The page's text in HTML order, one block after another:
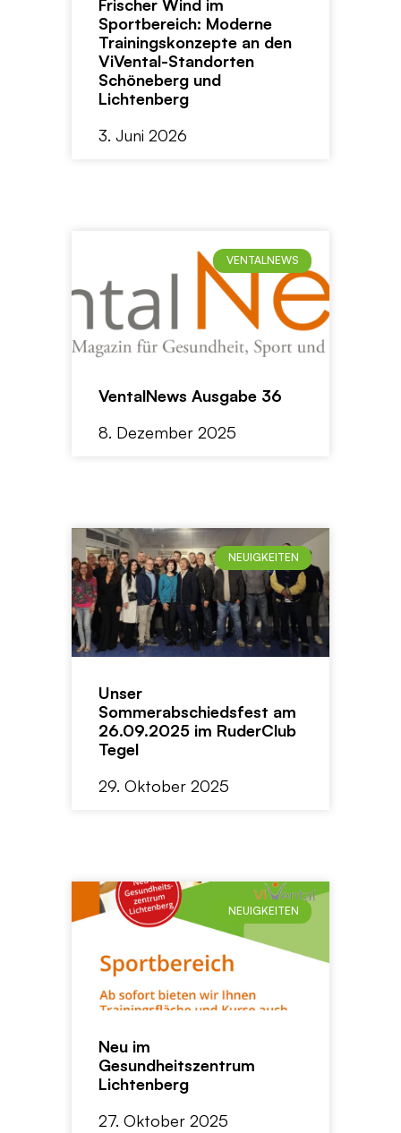
Frischer Wind im
Sportbereich: Moderne
Trainingskonzepte an den
ViVental-Standorten
Schöneberg und
Lichtenberg
3. Juni 2026
VENTALNEWS
VentalNews Ausgabe 36
8. Dezember 2025
NEUIGKEITEN
Unser
Sommerabschiedsfest am
26.09.2025 im RuderClub
Tegel
29. Oktober 2025
NEUIGKEITEN
Neu im
Gesundheitszentrum
Lichtenberg
27. Oktober 2025